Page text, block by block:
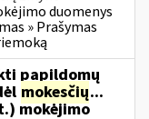
duomenys
» Prašymas
papildomų
mokesčių...
mokėjimo